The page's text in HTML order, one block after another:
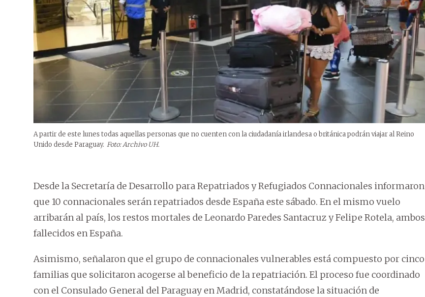
A partir de este lunes todas aquellas personas que no cuenten con la ciudadanía irlandesa o británica podrán viajar al Reino
Unido desde Paraguay. Foto: Archivo UH.
Desde la Secretaría de Desarrollo para Repatriados y Refugiados Connacionales informaron
que 10 connacionales serán repatriados desde España este sábado. En el mismo vuelo
arribarán al país, los restos mortales de Leonardo Paredes Santacruz y Felipe Rotela, ambos
fallecidos en España.
Asimismo, señalaron que el grupo de connacionales vulnerables está compuesto por cinco
familias que solicitaron acogerse al beneficio de la repatriación. El proceso fue coordinado
con el Consulado General del Paraguay en Madrid, constatándose la situación de